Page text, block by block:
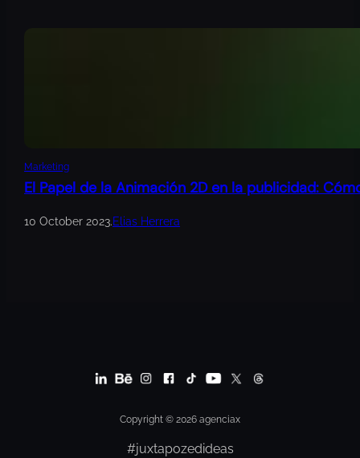
Marketing
El Papel de la Animación 2D en la publicidad:
10 October 2023.Elias Herrera
Copyright © 2026 agenciax
#juxtapozedideas